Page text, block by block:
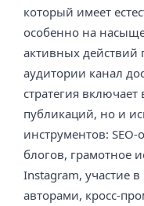
который имеет
особенно на
активных
аудитории канал
стратегия включает
публикаций, но и
инструментов:
блогов, грамотное
Instagram, участие
авторами, кросс-